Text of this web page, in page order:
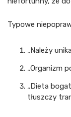
Typowe
„Należy
„Organizm
„Dieta
tłuszczy